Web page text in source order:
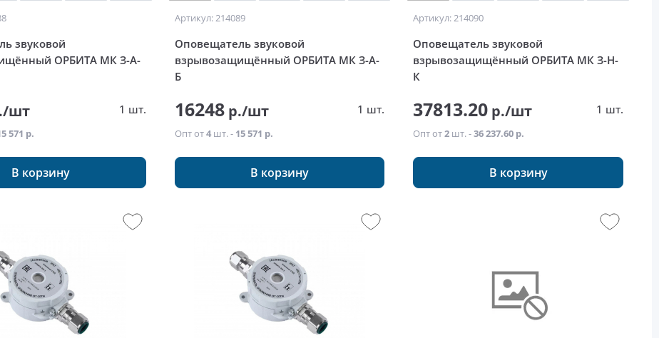
звуковой
ОРБИТА МК З-А-
шт 1 шт.
571 р.
В корзину
Артикул: 214089
Оповещатель звуковой
взрывозащищённый ОРБИТА МК З-А-
Б
16248р./шт 1 шт.
Опт от4шт. - 15 571 р.
В корзину
Артикул: 214090
Оповещатель звуковой
взрывозащищённый ОРБИТА МК З-Н-
К
37813.20 р./шт 1 шт.
Опт от2 шт. -36 237.60 р.
В корзину